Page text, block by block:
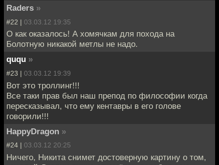
Raders »
#22 | 03.03.12 19:35
О как оказалось! А хомячкам для похода на
Болотную никакой метлы не надо.
ququ »
#23 | 03.03.12 19:39
Вот это троллинг!!!
Все таки прав был наш препод по философии когда
пересказывал, что ему кентавры в его голове
говорили!!!
HappyDragon »
#24 | 03.03.12 20:25
Ничего, Никита снимет достоверную картину о том,